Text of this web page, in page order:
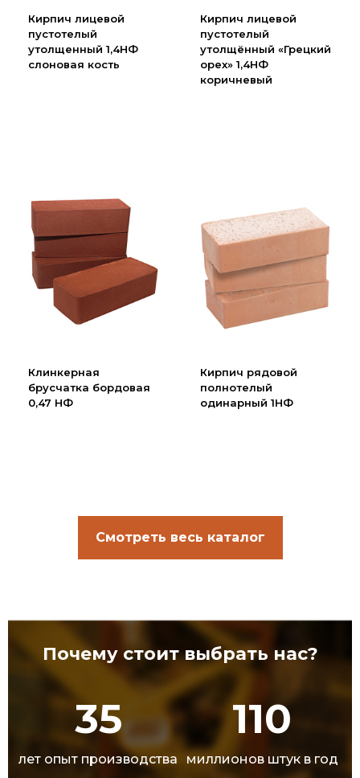
Личный кабинет
Корзина
Кирпич лицевой
пустотелый
утолщенный 1,4НФ
слоновая кость
Кирпич лицевой
пустотелый
утолщённый «Грецкий
орех» 1,4НФ
коричневый
Клинкерная
брусчатка бордовая
0,47 НФ
Кирпич рядовой
полнотелый
одинарный 1НФ
Смотреть весь каталог
Почему стоит выбрать нас?
35
лет опыт производства
110
миллионов штук в год